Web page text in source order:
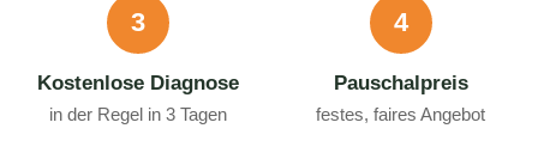
3
Kostenlose Diagnose
in der Regel in 3 Tagen
4
Pauschalpreis
festes, faires Angebot